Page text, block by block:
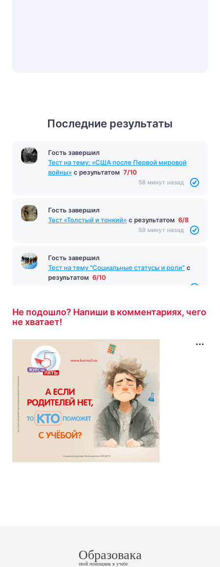
Последние результаты
Гость завершил
Тест на тему: «США после Первой мировой
войны» с результатом 7/10
58 минут назад
Гость завершил
Тест «Толстый и тонкий» с результатом 6/8
59 минут назад
Гость завершил
Тест на тему "Социальные статусы и роли" с
результатом 6/10
Не подошло? Напиши в комментариях, чего
не хватает!
Образовака
твой помощник в учебе